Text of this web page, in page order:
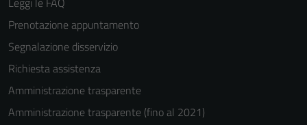
Prenotazione appuntamento
Segnalazione disservizio
Richiesta assistenza
Amministrazione trasparente
Amministrazione trasparente (fino al 2021)